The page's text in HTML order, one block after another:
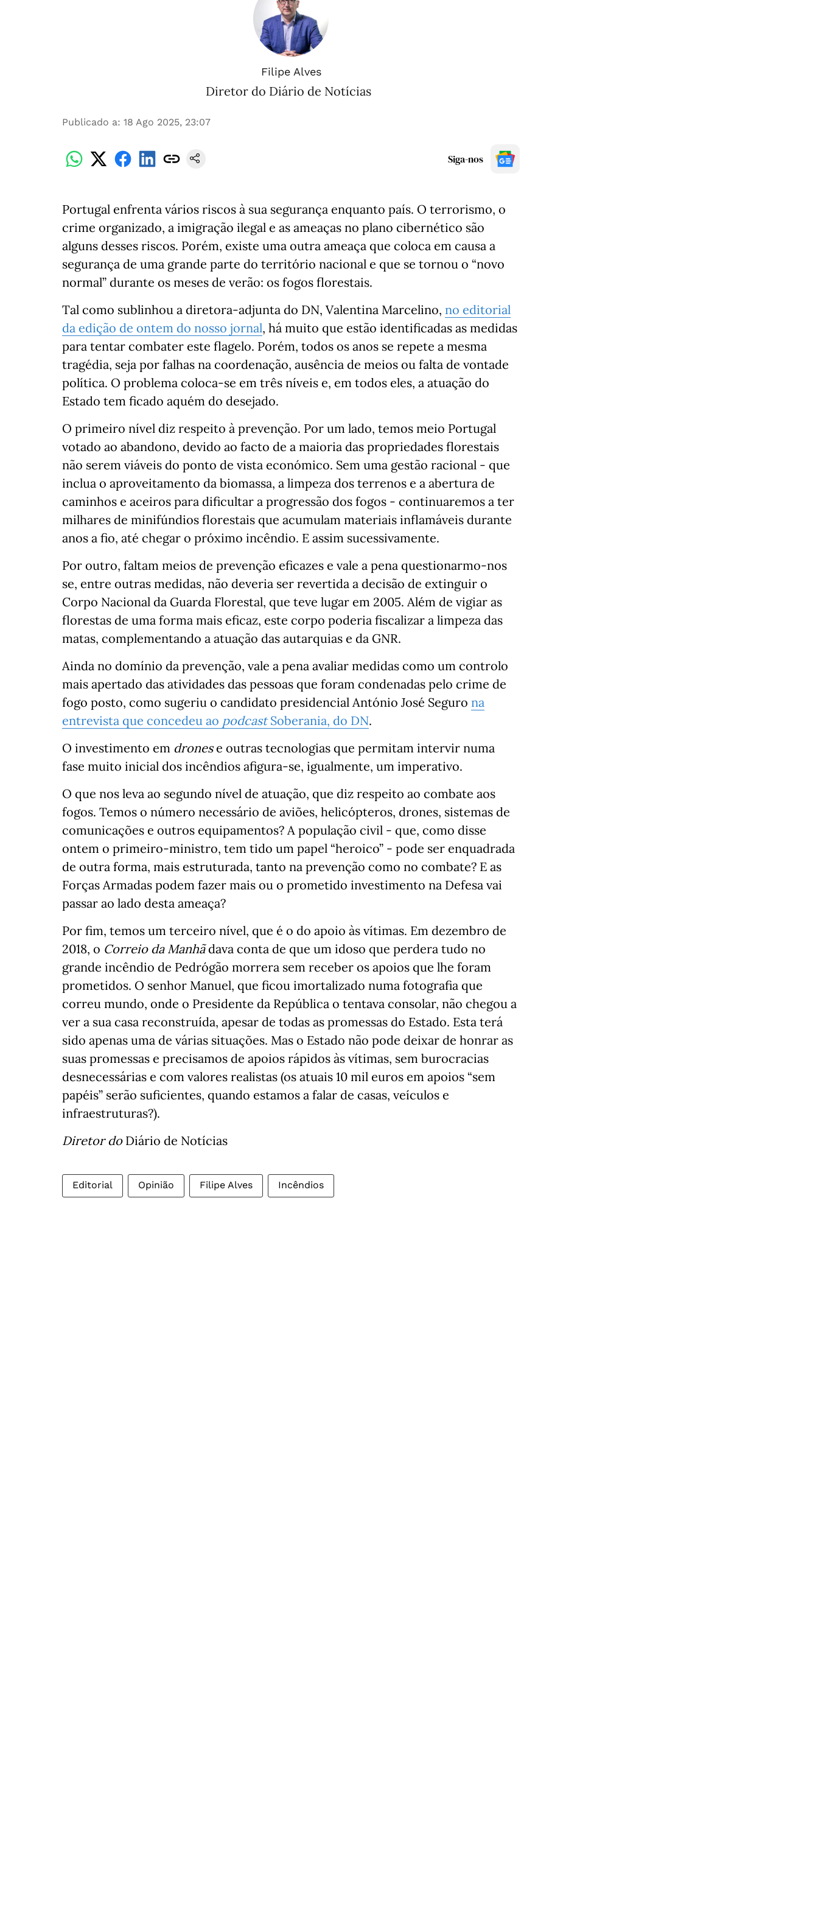
Filipe Alves
Diretor do Diário de Notícias
Publicado a: 18 Ago 2025, 23:07
Siga-nos
Portugal enfrenta vários riscos à sua segurança enquanto país. O terrorismo, o
crime organizado, a imigração ilegal e as ameaças no plano cibernético são
alguns desses riscos. Porém, existe uma outra ameaça que coloca em causa a
segurança de uma grande parte do território nacional e que se tornou o “novo
normal” durante os meses de verão: os fogos florestais.
Tal como sublinhou a diretora-adjunta do DN, Valentina Marcelino, no editorial
da edição de ontem do nosso jornal, há muito que estão identificadas as medidas
para tentar combater este flagelo. Porém, todos os anos se repete a mesma
tragédia, seja por falhas na coordenação, ausência de meios ou falta de vontade
política. O problema coloca-se em três níveis e, em todos eles, a atuação do
Estado tem ficado aquém do desejado.
O primeiro nível diz respeito à prevenção. Por um lado, temos meio Portugal
votado ao abandono, devido ao facto de a maioria das propriedades florestais
não serem viáveis do ponto de vista económico. Sem uma gestão racional - que
inclua o aproveitamento da biomassa, a limpeza dos terrenos e a abertura de
caminhos e aceiros para dificultar a progressão dos fogos - continuaremos a ter
milhares de minifúndios florestais que acumulam materiais inflamáveis durante
anos a fio, até chegar o próximo incêndio. E assim sucessivamente.
Por outro, faltam meios de prevenção eficazes e vale a pena questionarmo-nos
se, entre outras medidas, não deveria ser revertida a decisão de extinguir o
Corpo Nacional da Guarda Florestal, que teve lugar em 2005. Além de vigiar as
florestas de uma forma mais eficaz, este corpo poderia fiscalizar a limpeza das
matas, complementando a atuação das autarquias e da GNR.
Ainda no domínio da prevenção, vale a pena avaliar medidas como um controlo
mais apertado das atividades das pessoas que foram condenadas pelo crime de
fogo posto, como sugeriu o candidato presidencial António José Seguro na
entrevista que concedeu ao podcastSoberania, do DN.
O investimento em dronese outras tecnologias que permitam intervir numa
fase muito inicial dos incêndios afigura-se, igualmente, um imperativo.
O que nos leva ao segundo nível de atuação, que diz respeito ao combate aos
fogos. Temos o número necessário de aviões, helicópteros, drones, sistemas de
comunicações e outros equipamentos? A população civil - que, como disse
ontem o primeiro-ministro, tem tido um papel “heroico” - pode ser enquadrada
de outra forma, mais estruturada, tanto na prevenção como no combate? E as
Forças Armadas podem fazer mais ou o prometido investimento na Defesa vai
passar ao lado desta ameaça?
Por fim, temos um terceiro nível, que é o do apoio às vítimas. Em dezembro de
2018, o Correio da Manhãdava conta de que um idoso que perdera tudo no
grande incêndio de Pedrógão morrera sem receber os apoios que lhe foram
prometidos. O senhor Manuel, que ficou imortalizado numa fotografia que
correu mundo, onde o Presidente da República o tentava consolar, não chegou a
ver a sua casa reconstruída, apesar de todas as promessas do Estado. Esta terá
sido apenas uma de várias situações. Mas o Estado não pode deixar de honrar as
suas promessas e precisamos de apoios rápidos às vítimas, sem burocracias
desnecessárias e com valores realistas (os atuais 10 mil euros em apoios “sem
papéis” serão suficientes, quando estamos a falar de casas, veículos e
infraestruturas?).
Diretor doDiário de Notícias
Editorial Opinião Filipe Alves Incêndios